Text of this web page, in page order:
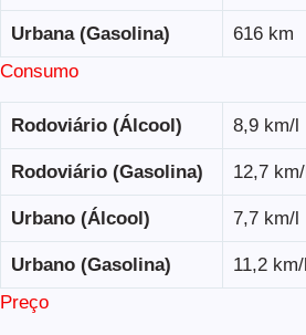
Urbana (Gasolina)
616 km
Consumo
Rodoviário (Álcool) 8,9 km/l
Rodoviário (Gasolina) 12,7 km/l
Urbano (Álcool) 7,7 km/l
Urbano (Gasolina)
11,2 km/l
Preço